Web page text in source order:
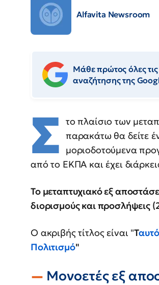
Alfavita Newsroom
Μάθε πρώτος όλες
αναζήτησης της
Σ το πλαίσιο των
παρακάτω θα δείτε
μοριοδοτούμενα
από το ΕΚΠΑ και έχει
Το μεταπτυχιακό εξ
διορισμούς και προσλήψεις
Ο ακριβής τίτλος είναι "Τ
Πολιτισμό"
Μονοετές εξ